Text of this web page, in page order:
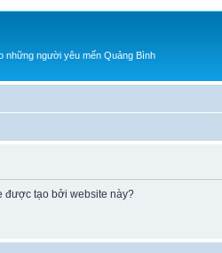
những người yêu mến Quảng Bình
được tạo bởi website này?